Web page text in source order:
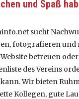
und Spaß
sucht
fotografieren und
betreuen
des Vereins
Wir bieten
Kollegen, gute